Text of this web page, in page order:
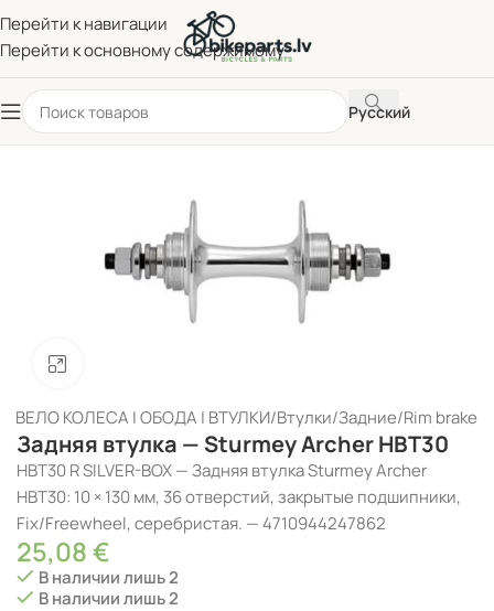
Перейти к навигации
Перейти к основному содержимому
Русский
ВЕЛО КОЛЕСА | ОБОДА | ВТУЛКИ/Втулки/Задние/Rim brake
Задняя втулка — Sturmey Archer HBT30
HBT30 R SILVER-BOX — Задняя втулка Sturmey Archer
HBT30: 10 × 130 мм, 36 отверстий, закрытые подшипники,
Fix/Freewheel, серебристая. — 4710944247862
25,08€
В наличии лишь 2
В наличии лишь 2